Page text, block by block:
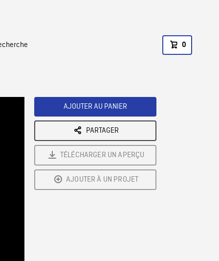
0
AJOUTER AU PANIER
PARTAGER
TÉLÉCHARGER UN APERÇU
AJOUTER À UN PROJET